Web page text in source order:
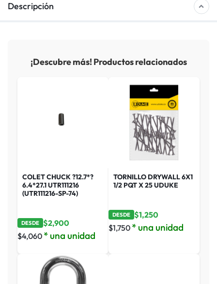
Descripción
¡Descubre más! Productos relacionados
COLET CHUCK ?12.7*?
6.4*27.1 UTR111216
(UTR111216-SP-74)
DESDE $2,900
$4,060 * una unidad
TORNILLO DRYWALL 6X1
1/2 PQT X 25 UDUKE
DESDE $1,250
$1,750 * una unidad